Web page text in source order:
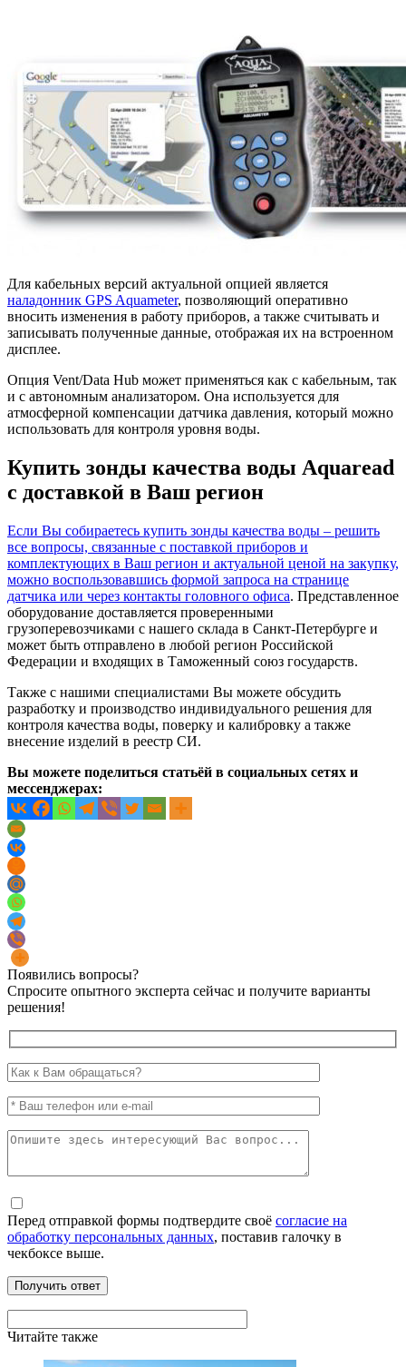
Для кабельных версий актуальной опцией является
наладонник GPS Aquameter, позволяющий оперативно
вносить изменения в работу приборов, а также считывать и
записывать полученные данные, отображая их на встроенном
дисплее.
Опция Vent/Data Hub может применяться как с кабельным, так
и с автономным анализатором. Она используется для
атмосферной компенсации датчика давления, который можно
использовать для контроля уровня воды.
Купить зонды качества воды Aquaread
с доставкой в Ваш регион
Если Вы собираетесь купить зонды качества воды – решить
все вопросы, связанные с поставкой приборов и
комплектующих в Ваш регион и актуальной ценой на закупку,
можно воспользовавшись формой запроса на странице
датчика или через контакты головного офиса. Представленное
оборудование доставляется проверенными
грузоперевозчиками с нашего склада в Санкт-Петербурге и
может быть отправлено в любой регион Российской
Федерации и входящих в Таможенный союз государств.
Также с нашими специалистами Вы можете обсудить
разработку и производство индивидуального решения для
контроля качества воды, поверку и калибровку а также
внесение изделий в реестр СИ.
Вы можете поделиться статьёй в социальных сетях и
мессенджерах:
Появились вопросы?
Спросите опытного эксперта сейчас и получите варианты
решения!
Перед отправкой формы подтвердите своё согласие на
обработку персональных данных, поставив галочку в
чекбоксе выше.
Читайте также